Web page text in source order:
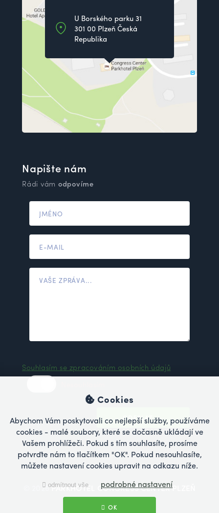
U Borského parku 31
301 00 Plzeň Česká
Republika
Napište nám
Rádi vám odpovíme
Souhlasím se zpracováním osobních údajů
ODESLAT
© 2026PARKHOTEL CONGRESS CENTER PLZEŇ
Cookies
Abychom Vám poskytovali co nejlepší služby, používáme
cookies - malé soubory, které se dočasně ukládají ve
Vašem prohlížeči. Pokud s tím souhlasíte, prosíme
potvrďte nám to tlačítkem "OK". Pokud nesouhlasíte,
můžete nastavení cookies upravit na odkazu níže.
odmítnout vše podrobné nastavení
OK